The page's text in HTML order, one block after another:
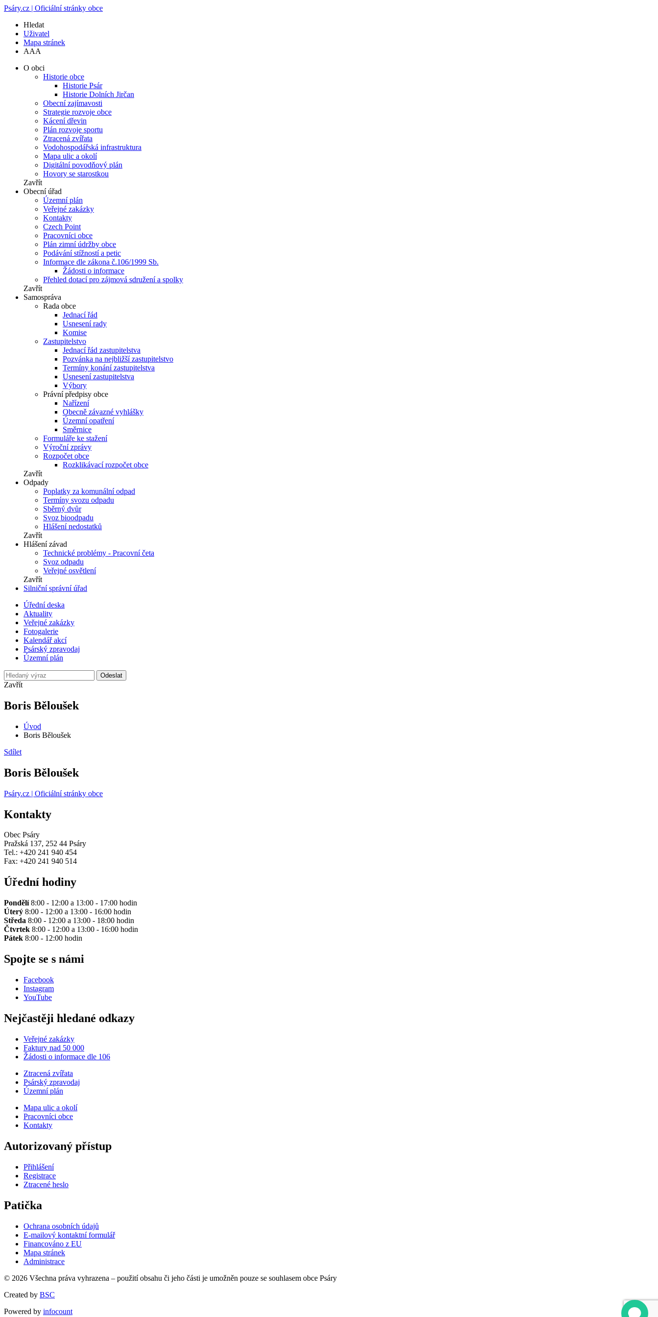
Psáry.cz | Oficiální stránky obce
Hledat
Uživatel
Mapa stránek
AAA
O obci
Historie obce
Historie Psár
Historie Dolních Jirčan
Obecní zajímavosti
Strategie rozvoje obce
Kácení dřevin
Plán rozvoje sportu
Ztracená zvířata
Vodohospodářská infrastruktura
Mapa ulic a okolí
Digitální povodňový plán
Hovory se starostkou
Zavřít
Obecní úřad
Územní plán
Veřejné zakázky
Kontakty
Czech Point
Pracovníci obce
Plán zimní údržby obce
Podávání stížností a petic
Informace dle zákona č.106/1999 Sb.
Žádosti o informace
Přehled dotací pro zájmová sdružení a spolky
Zavřít
Samospráva
Rada obce
Jednací řád
Usnesení rady
Komise
Zastupitelstvo
Jednací řád zastupitelstva
Pozvánka na nejbližší zastupitelstvo
Termíny konání zastupitelstva
Usnesení zastupitelstva
Výbory
Právní předpisy obce
Nařízení
Obecně závazné vyhlášky
Územní opatření
Směrnice
Formuláře ke stažení
Výroční zprávy
Rozpočet obce
Rozklikávací rozpočet obce
Zavřít
Odpady
Poplatky za komunální odpad
Termíny svozu odpadu
Sběrný dvůr
Svoz bioodpadu
Hlášení nedostatků
Zavřít
Hlášení závad
Technické problémy - Pracovní četa
Svoz odpadu
Veřejné osvětlení
Zavřít
Silniční správní úřad
Úřední deska
Aktuality
Veřejné zakázky
Fotogalerie
Kalendář akcí
Psárský zpravodaj
Územní plán
Odeslat
Zavřít
Boris Běloušek
Úvod
Boris Běloušek
Sdílet
Boris Běloušek
Psáry.cz | Oficiální stránky obce
Kontakty
Obec Psáry
Pražská 137, 252 44 Psáry
Tel.: +420 241 940 454
Fax: +420 241 940 514
Úřední hodiny
Pondělí8:00 - 12:00 a 13:00 - 17:00 hodin
Úterý 8:00 - 12:00 a 13:00 - 16:00 hodin
Středa 8:00 - 12:00 a 13:00 - 18:00 hodin
Čtvrtek 8:00 - 12:00 a 13:00 - 16:00 hodin
Pátek 8:00 - 12:00 hodin
Spojte se s námi
Facebook
Instagram
YouTube
Nejčastěji hledané odkazy
Veřejné zakázky
Faktury nad 50 000
Žádosti o informace dle 106
Ztracená zvířata
Psárský zpravodaj
Územní plán
Mapa ulic a okolí
Pracovníci obce
Kontakty
Autorizovaný přístup
Přihlášení
Registrace
Ztracené heslo
Patička
Ochrana osobních údajů
E-mailový kontaktní formulář
Financováno z EU
Mapa stránek
Administrace
© 2026 Všechna práva vyhrazena – použití obsahu či jeho části je umožněn pouze se souhlasem obce Psáry
Created by BSC
Powered by infocount